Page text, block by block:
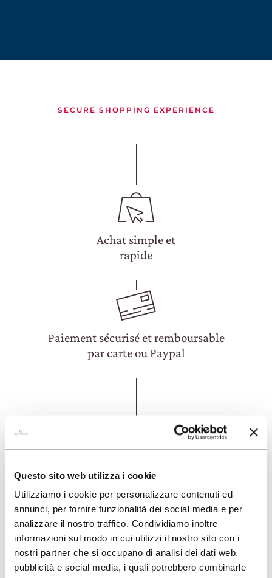
Questo sito web utilizza i cookie
Utilizziamo i cookie per personalizzare contenuti ed
annunci, per fornire funzionalità dei social media e per
analizzare il nostro traffico. Condividiamo inoltre
informazioni sul modo in cui utilizzi il nostro sito con i
nostri partner che si occupano di analisi dei dati web,
pubblicità e social media, i quali potrebbero combinarle
DECOUVRE
WINE CLUB
CERCA
SECURE SHOPPING EXPERIENCE
Achat simple et
rapide
Paiement sécurisé et remboursable
par carte ou Paypal
COMMENT PUIS-JE RÉSERVER UNE
EXPÉRIENCE?
Vous pouvez réserver une de nos